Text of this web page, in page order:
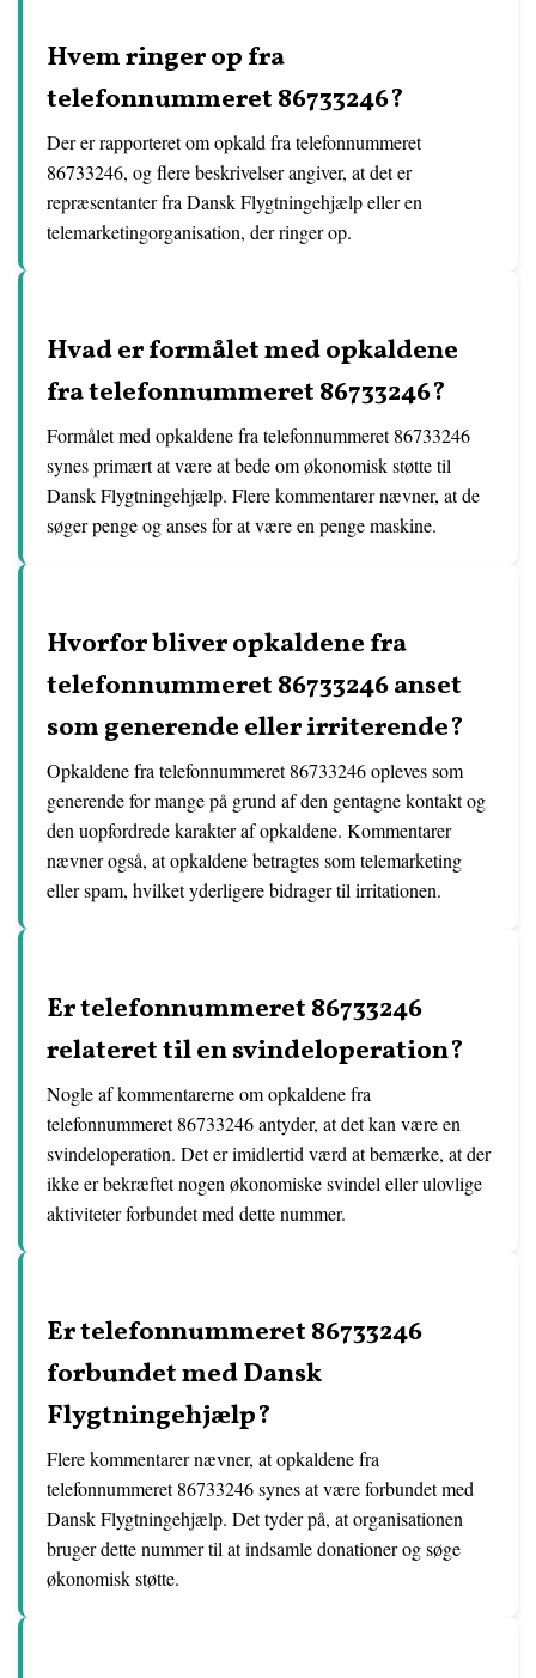
Hvem ringer op fra
telefonnummeret 86733246?
Der er rapporteret om opkald fra telefonnummeret
86733246, og flere beskrivelser angiver, at det er
repræsentanter fra Dansk Flygtningehjælp eller en
telemarketingorganisation, der ringer op.
Hvad er formålet med opkaldene
fra telefonnummeret 86733246?
Formålet med opkaldene fra telefonnummeret 86733246
synes primært at være at bede om økonomisk støtte til
Dansk Flygtningehjælp. Flere kommentarer nævner, at de
søger penge og anses for at være en penge maskine.
Hvorfor bliver opkaldene fra
telefonnummeret 86733246 anset
som generende eller irriterende?
Opkaldene fra telefonnummeret 86733246 opleves som
generende for mange på grund af den gentagne kontakt og
den uopfordrede karakter af opkaldene. Kommentarer
nævner også, at opkaldene betragtes som telemarketing
eller spam, hvilket yderligere bidrager til irritationen.
Er telefonnummeret 86733246
relateret til en svindeloperation?
Nogle af kommentarerne om opkaldene fra
telefonnummeret 86733246 antyder, at det kan være en
svindeloperation. Det er imidlertid værd at bemærke, at der
ikke er bekræftet nogen økonomiske svindel eller ulovlige
aktiviteter forbundet med dette nummer.
Er telefonnummeret 86733246
forbundet med Dansk
Flygtningehjælp?
Flere kommentarer nævner, at opkaldene fra
telefonnummeret 86733246 synes at være forbundet med
Dansk Flygtningehjælp. Det tyder på, at organisationen
bruger dette nummer til at indsamle donationer og søge
økonomisk støtte.